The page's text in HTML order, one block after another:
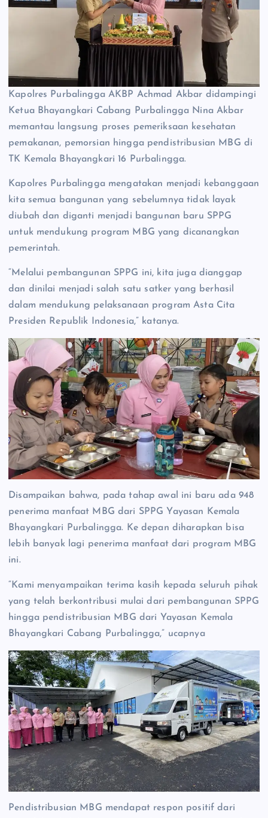
Kapolres Purbalingga AKBP Achmad Akbar didampingi
Ketua Bhayangkari Cabang Purbalingga Nina Akbar
memantau langsung proses pemeriksaan kesehatan
pemakanan, pemorsian hingga pendistribusian MBG di
TK Kemala Bhayangkari 16 Purbalingga.
Kapolres Purbalingga mengatakan menjadi kebanggaan
kita semua bangunan yang sebelumnya tidak layak
diubah dan diganti menjadi bangunan baru SPPG
untuk mendukung program MBG yang dicanangkan
pemerintah.
“Melalui pembangunan SPPG ini, kita juga dianggap
dan dinilai menjadi salah satu satker yang berhasil
dalam mendukung pelaksanaan program Asta Cita
Presiden Republik Indonesia,” katanya.
Disampaikan bahwa, pada tahap awal ini baru ada 948
penerima manfaat MBG dari SPPG Yayasan Kemala
Bhayangkari Purbalingga. Ke depan diharapkan bisa
lebih banyak lagi penerima manfaat dari program MBG
ini.
“Kami menyampaikan terima kasih kepada seluruh pihak
yang telah berkontribusi mulai dari pembangunan SPPG
hingga pendistribusian MBG dari Yayasan Kemala
Bhayangkari Cabang Purbalingga,” ucapnya
Pendistribusian MBG mendapat respon positif dari